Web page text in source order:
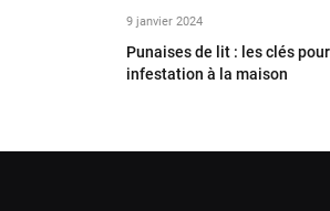
9 janvier 2024
Punaises de lit : les clés
infestation à la maison